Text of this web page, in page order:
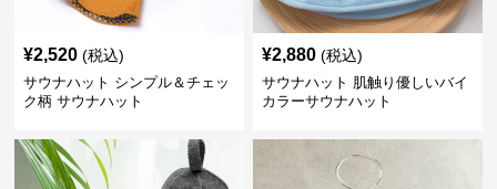
¥2,520 (税込)
サウナハット シンプル＆チェッ
ク柄 サウナハット
¥2,880 (税込)
サウナハット 肌触り優しいバイ
カラーサウナハット